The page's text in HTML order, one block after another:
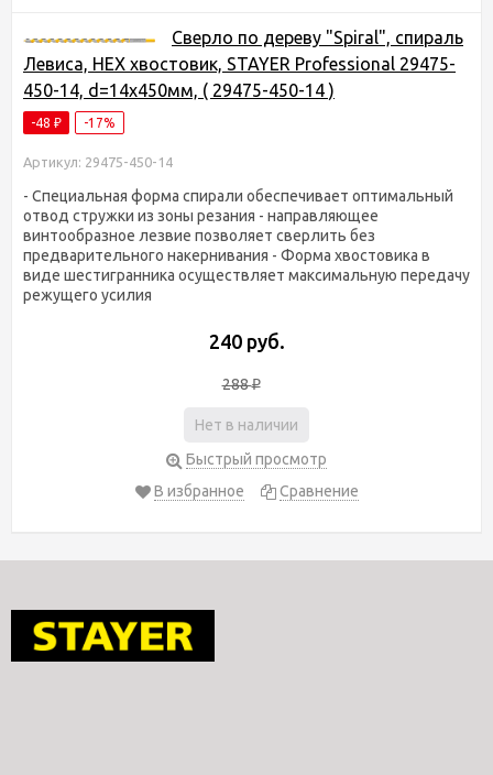
Сверло по дереву "Spiral", спираль
Левиса, HEX хвостовик, STAYER Professional 29475-
450-14, d=14х450мм, ( 29475-450-14 )
-48 ₽ -17%
Артикул: 29475-450-14
- Специальная форма спирали обеспечивает оптимальный
отвод стружки из зоны резания - направляющее
винтообразное лезвие позволяет сверлить без
предварительного накернивания - Форма хвостовика в
виде шестигранника осуществляет максимальную передачу
режущего усилия
240 руб.
288₽
Нет в наличии
Быстрый просмотр
В избранное
Сравнение